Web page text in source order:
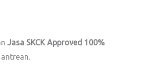
Jasa SKCK Approved 100%